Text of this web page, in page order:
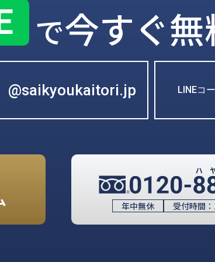
で今すぐ
@saikyoukaitori.jp LINEコ
年中無休 受付時間：